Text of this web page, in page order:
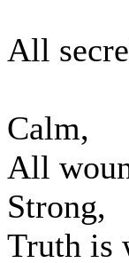
All
Calm,
All
Strong,
Truth is